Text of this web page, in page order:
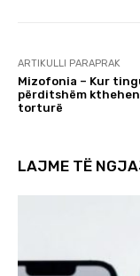
ARTIKULLI PARAPRAK
Mizofonia – Kur
përditshëm
torturë
LAJME TË